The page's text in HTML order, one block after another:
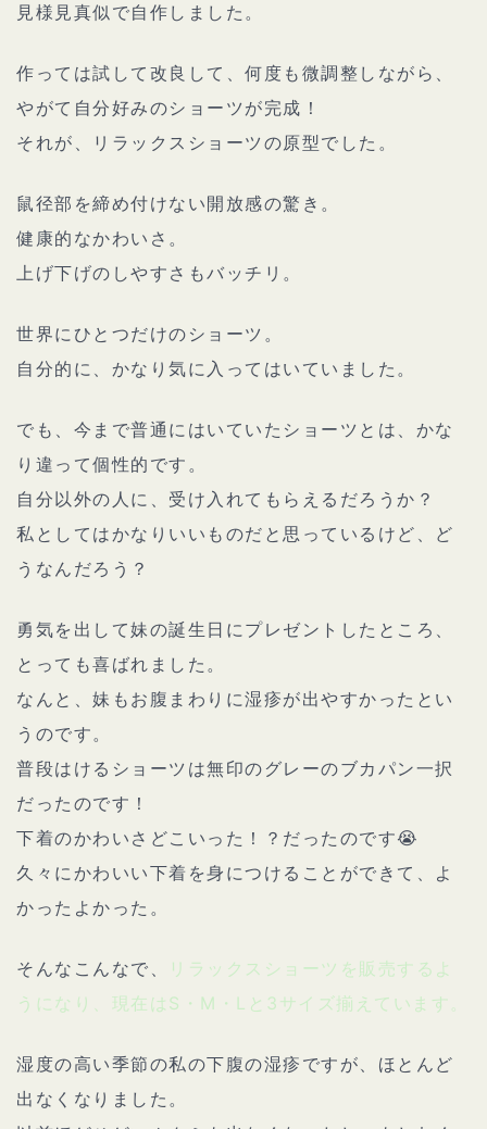
見様見真似で自作しました。
作っては試して改良して、何度も微調整しながら、
やがて自分好みのショーツが完成！
それが、リラックスショーツの原型でした。
鼠径部を締め付けない開放感の驚き。
健康的なかわいさ。
上げ下げのしやすさもバッチリ。
世界にひとつだけのショーツ。
自分的に、かなり気に入ってはいていました。
でも、今まで普通にはいていたショーツとは、かな
り違って個性的です。
自分以外の人に、受け入れてもらえるだろうか？
私としてはかなりいいものだと思っているけど、ど
うなんだろう？
勇気を出して妹の誕生日にプレゼントしたところ、
とっても喜ばれました。
なんと、妹もお腹まわりに湿疹が出やすかったとい
うのです。
普段はけるショーツは無印のグレーのブカパン一択
だったのです！
下着のかわいさどこいった！？だったのです😭
久々にかわいい下着を身につけることができて、よ
かったよかった。
そんなこんなで、
リラックスショーツを販売するよ
うになり、現在はS・M・Lと3サイズ揃えています。
湿度の高い季節の私の下腹の湿疹ですが、ほとんど
出なくなりました。